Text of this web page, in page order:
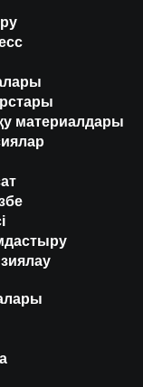
материалдары